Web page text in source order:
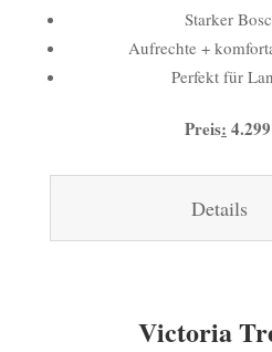
Starker
Aufrechte +
Perfekt für
Preis:
Details
Victoria